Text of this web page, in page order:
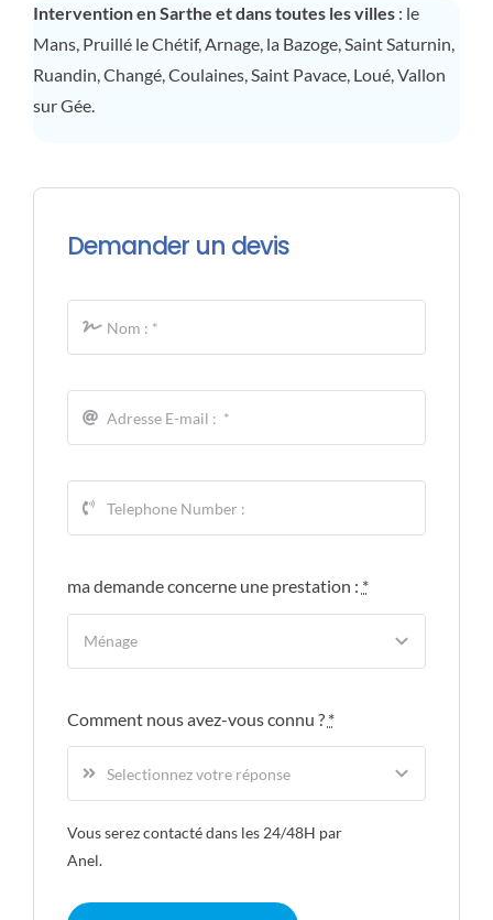
Intervention en Sarthe et dans toutes les villes: le
Mans, Pruillé le Chétif, Arnage, la Bazoge, Saint Saturnin,
Ruandin, Changé, Coulaines, Saint Pavace, Loué, Vallon
sur Gée.
Demander un devis
ma demande concerne une prestation : *
Comment nous avez-vous connu ? *
Vous serez contacté dans les 24/48H par
Anel.